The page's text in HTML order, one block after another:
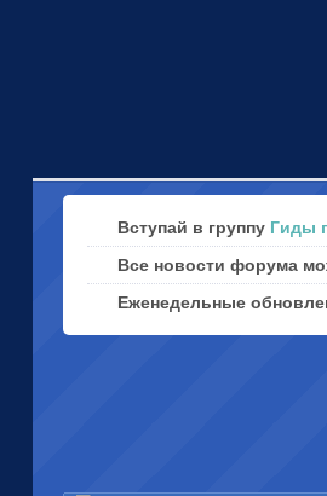
Вступай в группу Гиды
Все новости форума
Еженедельные